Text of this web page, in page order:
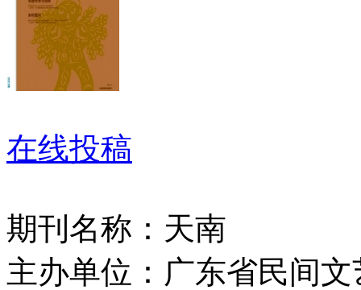
在线投稿
期刊名称：天南
主办单位：广东省民间